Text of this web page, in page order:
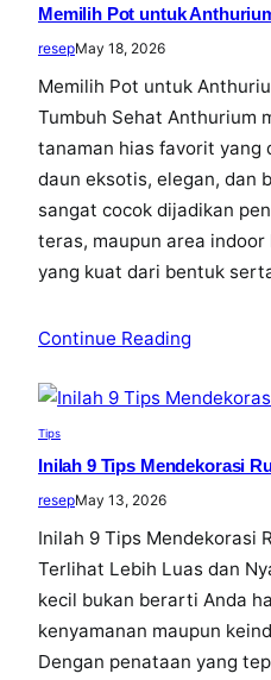
Memilih Pot untuk
resepMay 18, 2026
Memilih Pot untuk
Tumbuh Sehat Anthurium
tanaman hias favorit yang
daun eksotis, elegan, dan
sangat cocok dijadikan
teras, maupun area
yang kuat dari bentuk
Continue Reading
Tips
Inilah 9 Tips Mendekorasi
resepMay 13, 2026
Inilah 9 Tips Mendekorasi
Terlihat Lebih Luas dan
kecil bukan berarti Anda
kenyamanan maupun
Dengan penataan yang